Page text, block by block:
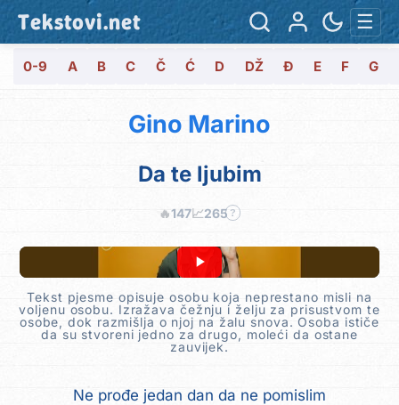
Tekstovi.net ☰
0-9 A B C Č Ć D DŽ Đ E F G
Gino Marino
Da te ljubim
🔥147📈265 ?
Tekst pjesme opisuje osobu koja neprestano misli na
voljenu osobu. Izražava čežnju i želju za prisustvom te
osobe, dok razmišlja o njoj na žalu snova. Osoba ističe
da su stvoreni jedno za drugo, moleći da ostane
zauvijek.
Ne prođe jedan dan da ne pomislim